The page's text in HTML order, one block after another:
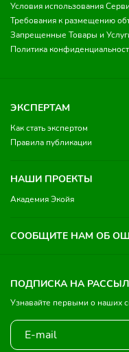
Условия использования
Требования к размещению
Запрещенные Товары и
Политика
ЭКСПЕРТАМ
Как стать экспертом
Правила публикации
НАШИ ПРОЕКТЫ
Академия Экойя
СООБЩИТЕ НАМ ОБ
ПОДПИСКА НА
Узнавайте первыми о наших